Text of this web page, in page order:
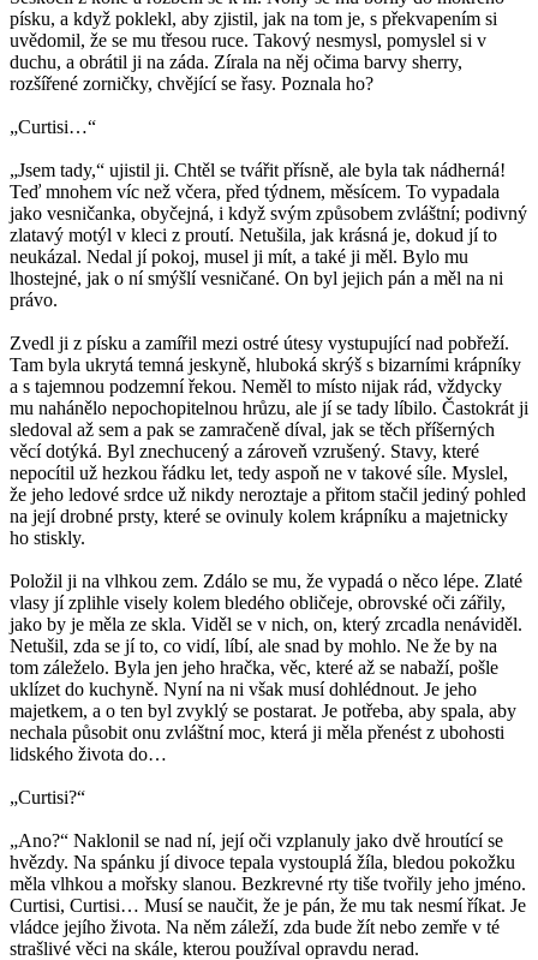
písku, a když poklekl, aby zjistil, jak na tom je, s překvapením si
uvědomil, že se mu třesou ruce. Takový nesmysl, pomyslel si v
duchu, a obrátil ji na záda. Zírala na něj očima barvy sherry,
rozšířené zorničky, chvějící se řasy. Poznala ho?
„Curtisi…“
„Jsem tady,“ ujistil ji. Chtěl se tvářit přísně, ale byla tak nádherná!
Teď mnohem víc než včera, před týdnem, měsícem. To vypadala
jako vesničanka, obyčejná, i když svým způsobem zvláštní; podivný
zlatavý motýl v kleci z proutí. Netušila, jak krásná je, dokud jí to
neukázal. Nedal jí pokoj, musel ji mít, a také ji měl. Bylo mu
lhostejné, jak o ní smýšlí vesničané. On byl jejich pán a měl na ni
právo.
Zvedl ji z písku a zamířil mezi ostré útesy vystupující nad pobřeží.
Tam byla ukrytá temná jeskyně, hluboká skrýš s bizarními krápníky
a s tajemnou podzemní řekou. Neměl to místo nijak rád, vždycky
mu nahánělo nepochopitelnou hrůzu, ale jí se tady líbilo. Častokrát ji
sledoval až sem a pak se zamračeně díval, jak se těch příšerných
věcí dotýká. Byl znechucený a zároveň vzrušený. Stavy, které
nepocítil už hezkou řádku let, tedy aspoň ne v takové síle. Myslel,
že jeho ledové srdce už nikdy neroztaje a přitom stačil jediný pohled
na její drobné prsty, které se ovinuly kolem krápníku a majetnicky
ho stiskly.
Položil ji na vlhkou zem. Zdálo se mu, že vypadá o něco lépe. Zlaté
vlasy jí zplihle visely kolem bledého obličeje, obrovské oči zářily,
jako by je měla ze skla. Viděl se v nich, on, který zrcadla nenáviděl.
Netušil, zda se jí to, co vidí, líbí, ale snad by mohlo. Ne že by na
tom záleželo. Byla jen jeho hračka, věc, které až se nabaží, pošle
uklízet do kuchyně. Nyní na ni však musí dohlédnout. Je jeho
majetkem, a o ten byl zvyklý se postarat. Je potřeba, aby spala, aby
nechala působit onu zvláštní moc, která ji měla přenést z ubohosti
lidského života do…
„Curtisi?“
„Ano?“ Naklonil se nad ní, její oči vzplanuly jako dvě hroutící se
hvězdy. Na spánku jí divoce tepala vystouplá žíla, bledou pokožku
měla vlhkou a mořsky slanou. Bezkrevné rty tiše tvořily jeho jméno.
Curtisi, Curtisi… Musí se naučit, že je pán, že mu tak nesmí říkat. Je
vládce jejího života. Na něm záleží, zda bude žít nebo zemře v té
strašlivé věci na skále, kterou používal opravdu nerad.